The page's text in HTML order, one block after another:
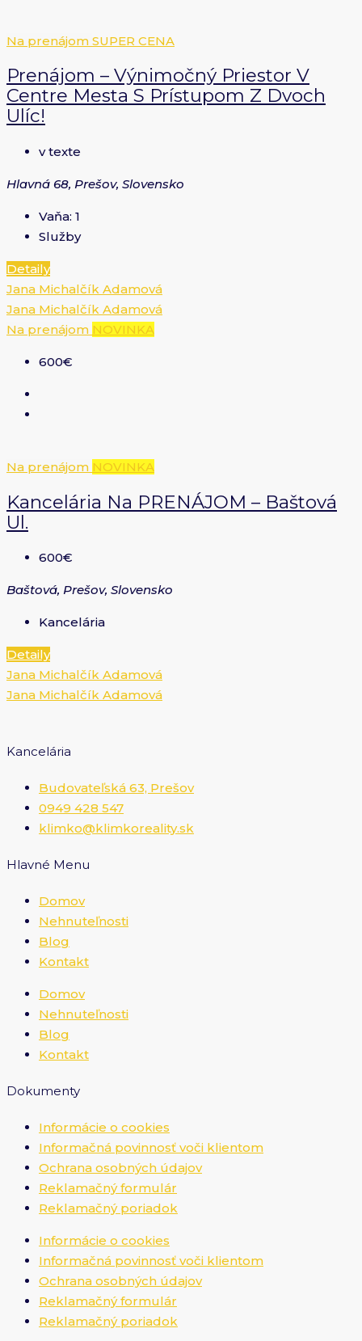
Na prenájom SUPER CENA
Prenájom – Výnimočný Priestor V
Centre Mesta S Prístupom Z Dvoch
Ulíc!
v texte
Hlavná 68, Prešov, Slovensko
Vaňa: 1
Služby
Detaily
Jana Michalčík Adamová
Jana Michalčík Adamová
Na prenájom NOVINKA
600€
Na prenájom NOVINKA
Kancelária Na PRENÁJOM – Baštová
Ul.
600€
Baštová, Prešov, Slovensko
Kancelária
Detaily
Jana Michalčík Adamová
Jana Michalčík Adamová
Kancelária
Budovateľská 63, Prešov
0949 428 547
klimko@klimkoreality.sk
Hlavné Menu
Domov
Nehnuteľnosti
Blog
Kontakt
Domov
Nehnuteľnosti
Blog
Kontakt
Dokumenty
Informácie o cookies
Informačná povinnosť voči klientom
Ochrana osobných údajov
Reklamačný formulár
Reklamačný poriadok
Informácie o cookies
Informačná povinnosť voči klientom
Ochrana osobných údajov
Reklamačný formulár
Reklamačný poriadok